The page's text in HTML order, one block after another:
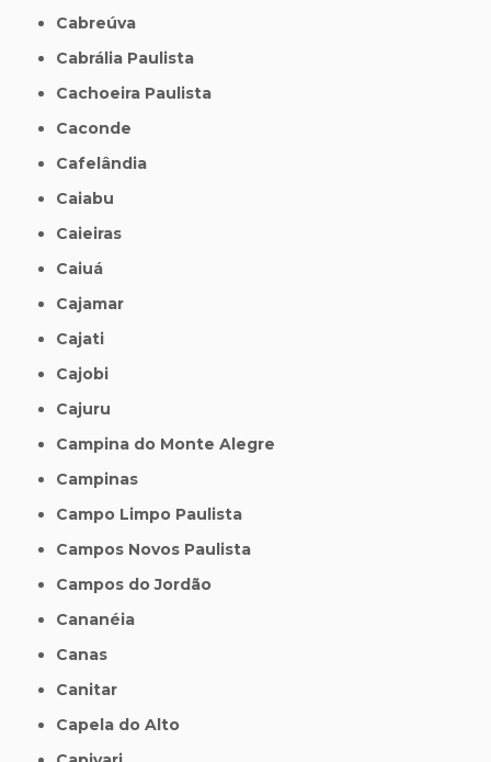
Cabreúva
Cabrália Paulista
Cachoeira Paulista
Caconde
Cafelândia
Caiabu
Caieiras
Caiuá
Cajamar
Cajati
Cajobi
Cajuru
Campina do Monte Alegre
Campinas
Campo Limpo Paulista
Campos Novos Paulista
Campos do Jordão
Cananéia
Canas
Canitar
Capela do Alto